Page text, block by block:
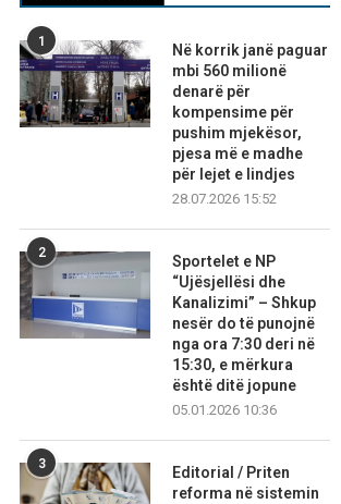
1
Në korrik janë paguar
mbi 560 milionë
denarë për
kompensime për
pushim mjekësor,
pjesa më e madhe
për lejet e lindjes
28.07.2026 15:52
2
Sportelet e NP
“Ujësjellësi dhe
Kanalizimi” – Shkup
nesër do të punojnë
nga ora 7:30 deri në
15:30, e mërkura
është ditë jopune
05.01.2026 10:36
3
Editorial / Priten
reforma në sistemin